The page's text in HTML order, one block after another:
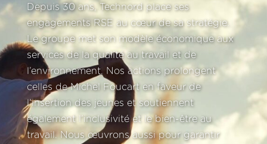
Depuis 30 ans, Technord place ses
engagements RSE au cœur de sa stratégie.
Le groupe met son modèle économique aux
services de la qualité au travail et de
l’environnement. Nos actions prolongent
celles de Michel Foucart en faveur de
l’insertion des jeunes et soutiennent
également l’inclusivité et le bien-être au
travail. Nous œuvrons aussi pour garantir